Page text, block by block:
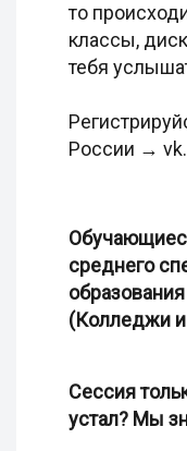
то
классы,
тебя
России →
среднего
образования
(Колледжи
Сессия
устал? Мы